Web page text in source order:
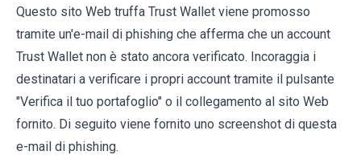
Questo sito Web truffa Trust Wallet viene promosso
tramite un'e-mail di phishing che afferma che un account
Trust Wallet non è stato ancora verificato. Incoraggia i
destinatari a verificare i propri account tramite il pulsante
"Verifica il tuo portafoglio" o il collegamento al sito Web
fornito. Di seguito viene fornito uno screenshot di questa
e-mail di phishing.